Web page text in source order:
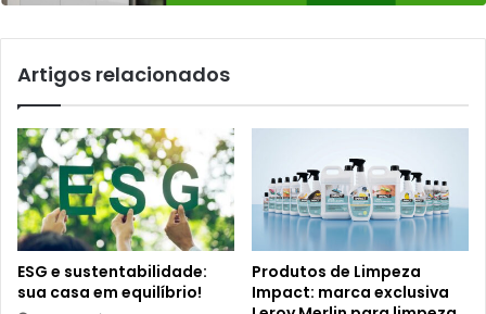
Artigos relacionados
ESG e sustentabilidade:
sua casa em equilíbrio!
Produtos de Limpeza
Impact: marca exclusiva